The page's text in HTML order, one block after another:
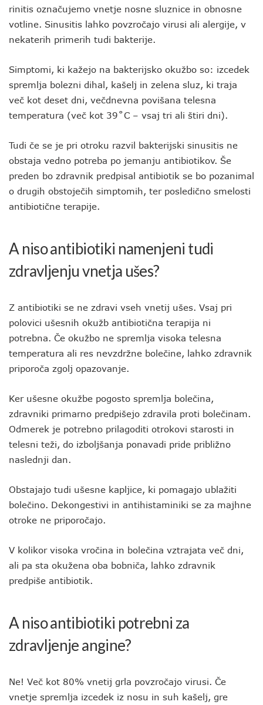
rinitis označujemo vnetje nosne sluznice in obnosne
votline. Sinusitis lahko povzročajo virusi ali alergije, v
nekaterih primerih tudi bakterije.
Simptomi, ki kažejo na bakterijsko okužbo so: izcedek
spremlja bolezni dihal, kašelj in zelena sluz, ki traja
več kot deset dni, večdnevna povišana telesna
temperatura (več kot 39˚C – vsaj tri ali štiri dni).
Tudi če se je pri otroku razvil bakterijski sinusitis ne
obstaja vedno potreba po jemanju antibiotikov. Še
preden bo zdravnik predpisal antibiotik se bo pozanimal
o drugih obstoječih simptomih, ter posledično smelosti
antibiotične terapije.
A niso antibiotiki namenjeni tudi
zdravljenju vnetja ušes?
Z antibiotiki se ne zdravi vseh vnetij ušes. Vsaj pri
polovici ušesnih okužb antibiotična terapija ni
potrebna. Če okužbo ne spremlja visoka telesna
temperatura ali res nevzdržne bolečine, lahko zdravnik
priporoča zgolj opazovanje.
Ker ušesne okužbe pogosto spremlja bolečina,
zdravniki primarno predpišejo zdravila proti bolečinam.
Odmerek je potrebno prilagoditi otrokovi starosti in
telesni teži, do izboljšanja ponavadi pride približno
naslednji dan.
Obstajajo tudi ušesne kapljice, ki pomagajo ublažiti
bolečino. Dekongestivi in antihistaminiki se za majhne
otroke ne priporočajo.
V kolikor visoka vročina in bolečina vztrajata več dni,
ali pa sta okužena oba bobniča, lahko zdravnik
predpiše antibiotik.
A niso antibiotiki potrebni za
zdravljenje angine?
Ne! Več kot 80% vnetij grla povzročajo virusi. Če
vnetje spremlja izcedek iz nosu in suh kašelj, gre